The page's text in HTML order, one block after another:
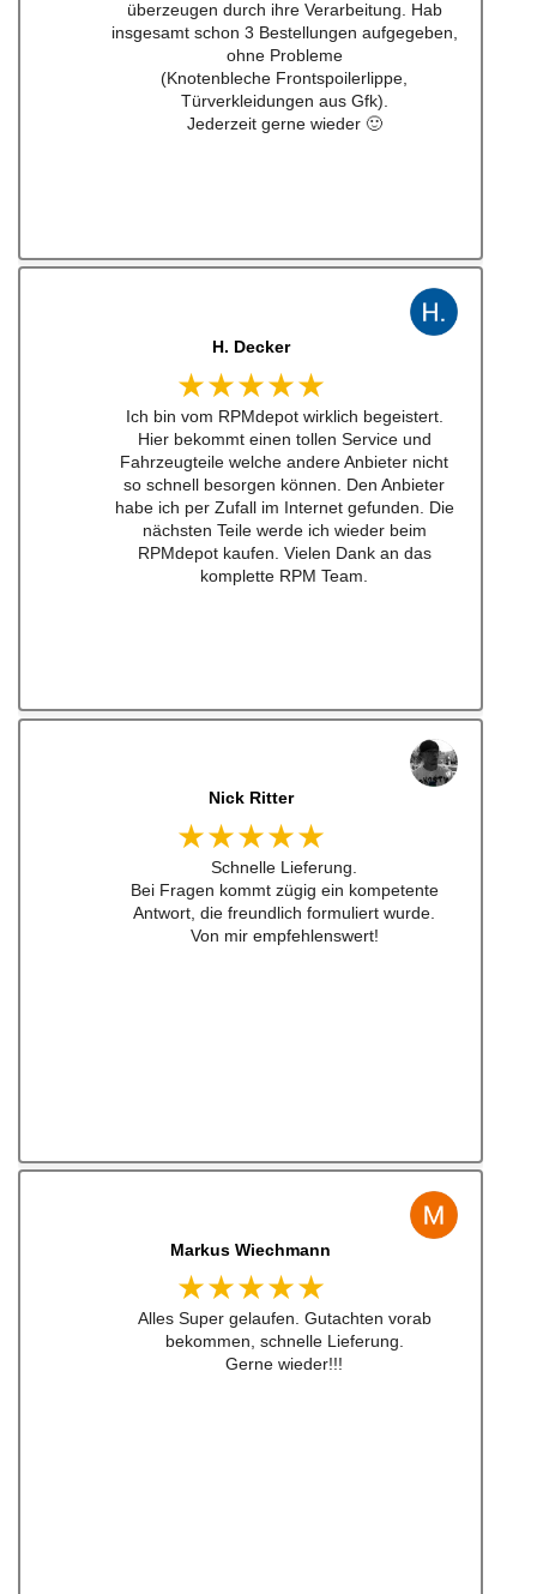
J. B
★★★★★
Kann man zu 100% empfehlen. Habe einen
Schalthebel für einen w201 16v besteht.
Lieferung schnell und Konversation top.
Qualität der Teile ist wirklich top!!!
Empfehe ich sehr gerne weiter.
Ich werde bei zukünftigen Projekten hier als
erstes schauen. Mega Auswahl!
Immer gerne wieder:-)
jonas bitter
★★★★★
Hatte das luisi mirage lenkrad für einen sehr
guten Preis bestellt und war nach nicht mal
24h da. Sogar aufkleber waren dabei ... habe
ich schon lange nicht mehr erlebt .
Jens Albert
★★★★★
Super Service, schnelle Bearbeiten und
Lieferung ! Immer wieder gerne !!!